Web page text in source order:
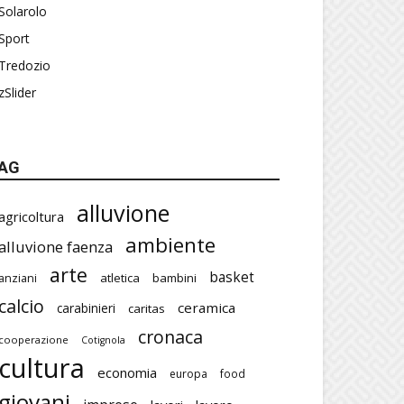
alluvione
faenza ambiente
arte atletica bambini basket
carabinieri caritas ceramica
Cotignola cronaca
economia europa food